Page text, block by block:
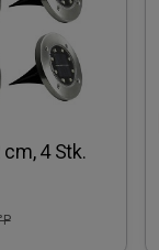
cm, 4 Stk.